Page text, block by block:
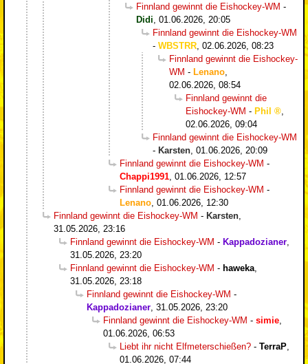
Finnland gewinnt die Eishockey-WM -
Didi 01.06.2026, 20:05
Finnland gewinnt die Eishockey-WM
- WBSTRR 02.06.2026, 08:23
Finnland gewinnt die Eishockey-
WM - Lenano
02.06.2026, 08:54
Finnland gewinnt die
Eishockey-WM - Phil
02.06.2026, 09:04
Finnland gewinnt die Eishockey-WM
- Karsten 01.06.2026, 20:09
Finnland gewinnt die Eishockey-WM -
Chappi1991 01.06.2026, 12:57
Finnland gewinnt die Eishockey-WM -
Lenano 01.06.2026, 12:30
Finnland gewinnt die Eishockey-WM - Karsten
31.05.2026, 23:16
Finnland gewinnt die Eishockey-WM - Kappadozianer
31.05.2026, 23:20
Finnland gewinnt die Eishockey-WM - haweka
31.05.2026, 23:18
Finnland gewinnt die Eishockey-WM -
Kappadozianer 31.05.2026, 23:20
Finnland gewinnt die Eishockey-WM - simie
01.06.2026, 06:53
Liebt ihr nicht Elfmeterschießen? - TerraP
01.06.2026, 07:44